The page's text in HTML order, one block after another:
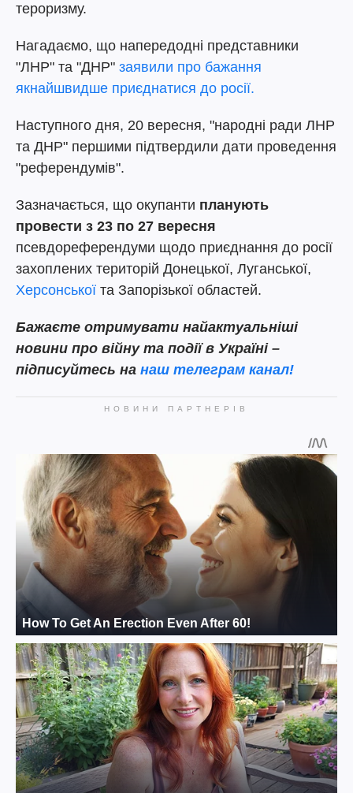
тероризму.
Нагадаємо, що напередодні представники
"ЛНР" та "ДНР" заявили про бажання
якнайшвидше приєднатися до росії.
Наступного дня, 20 вересня, "народні ради ЛНР
та ДНР" першими підтвердили дати проведення
"референдумів".
Зазначається, що окупанти планують
провести з 23 по 27 вересня
псевдореферендуми щодо приєднання до росії
захоплених територій Донецької, Луганської,
Херсонської та Запорізької областей.
Бажаєте отримувати найактуальніші
новини про війну та події в Україні –
підписуйтесь на наш телеграм канал!